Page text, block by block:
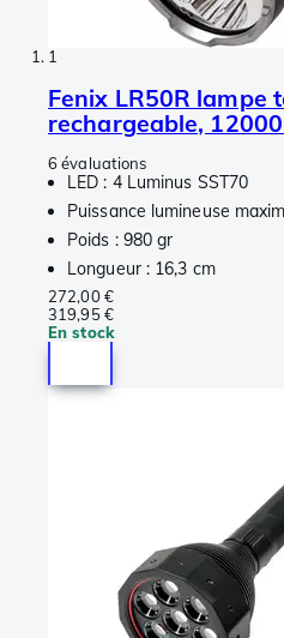
1
Fenix LR50R lampe
rechargeable,
6 évaluations
LED : 4 Luminus SST70
Puissance lumineuse
Poids : 980 gr
Longueur : 16,3 cm
272,00 €
319,95 €
En stock